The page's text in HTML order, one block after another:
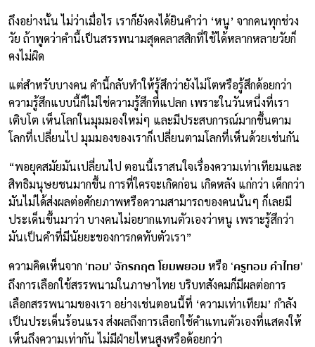
ถึงอย่างนั้น ไม่ว่าเมื่อไร เราก็ยังคงได้ยินคำว่า ‘หนู’ จากคนทุกช่วง
วัย ถ้าพูดว่าคำนี้เป็นสรรพนามสุดคลาสสิกที่ใช้ได้หลากหลายวัยก็
คงไม่ผิด
แต่สำหรับบางคน คำนี้กลับทำให้รู้สึกว่ายังไม่โตหรือรู้สึกด้อยกว่า
ความรู้สึกแบบนี้ก็ไม่ใช่ความรู้สึกที่แปลก เพราะในวันหนึ่งที่เรา
เติบโต เห็นโลกในมุมมองใหม่ๆ และมีประสบการณ์มากขึ้นตาม
โลกที่เปลี่ยนไป มุมมองของเราก็เปลี่ยนตามโลกที่เห็นด้วยเช่นกัน
“พอยุคสมัยมันเปลี่ยนไป ตอนนี้เราสนใจเรื่องความเท่าเทียมและ
สิทธิมนุษยชนมากขึ้น การที่ใครจะเกิดก่อน เกิดหลัง แก่กว่า เด็กกว่า
มันไม่ได้ส่งผลต่อศักยภาพหรือความสามารถของคนนั้นๆ ก็เลยมี
ประเด็นขึ้นมาว่า บางคนไม่อยากแทนตัวเองว่าหนู เพราะรู้สึกว่า
มันเป็นคำที่มีนัยยะของการกดทับตัวเรา”
ความคิดเห็นจาก ‘ทอม’จักรกฤต โยมพยอม หรือ ‘ครูทอม คำไทย’
ถึงการเลือกใช้สรรพนามในภาษาไทย บริบทสังคมก็มีผลต่อการ
เลือกสรรพนามของเรา อย่างเช่นตอนนี้ที่ ‘ความเท่าเทียม’ กำลัง
เป็นประเด็นร้อนแรง ส่งผลถึงการเลือกใช้คำแทนตัวเองที่แสดงให้
เห็นถึงความเท่ากัน ไม่มีฝ่ายไหนสูงหรือด้อยกว่า